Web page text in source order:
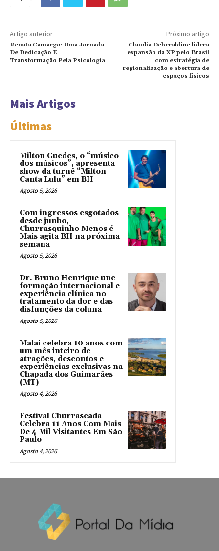
Artigo anterior
Renata Camargo: Uma Jornada
De Dedicação E
Transformação Pela Psicologia
Próximo artigo
Claudia Deberaldine lidera
expansão da XP pelo Brasil
com estratégia de
regionalização e abertura de
espaços físicos
Mais Artigos
Últimas
Milton Guedes, o “músico
dos músicos”, apresenta
show da turnê “Milton
Canta Lulu” em BH
Agosto 5, 2026
Com ingressos esgotados
desde junho,
Churrasquinho Menos é
Mais agita BH na próxima
semana
Agosto 5, 2026
Dr. Bruno Henrique une
formação internacional e
experiência clínica no
tratamento da dor e das
disfunções da coluna
Agosto 5, 2026
Malai celebra 10 anos com
um mês inteiro de
atrações, descontos e
experiências exclusivas na
Chapada dos Guimarães
(MT)
Agosto 4, 2026
Festival Churrascada
Celebra 11 Anos Com Mais
De 4 Mil Visitantes Em São
Paulo
Agosto 4, 2026